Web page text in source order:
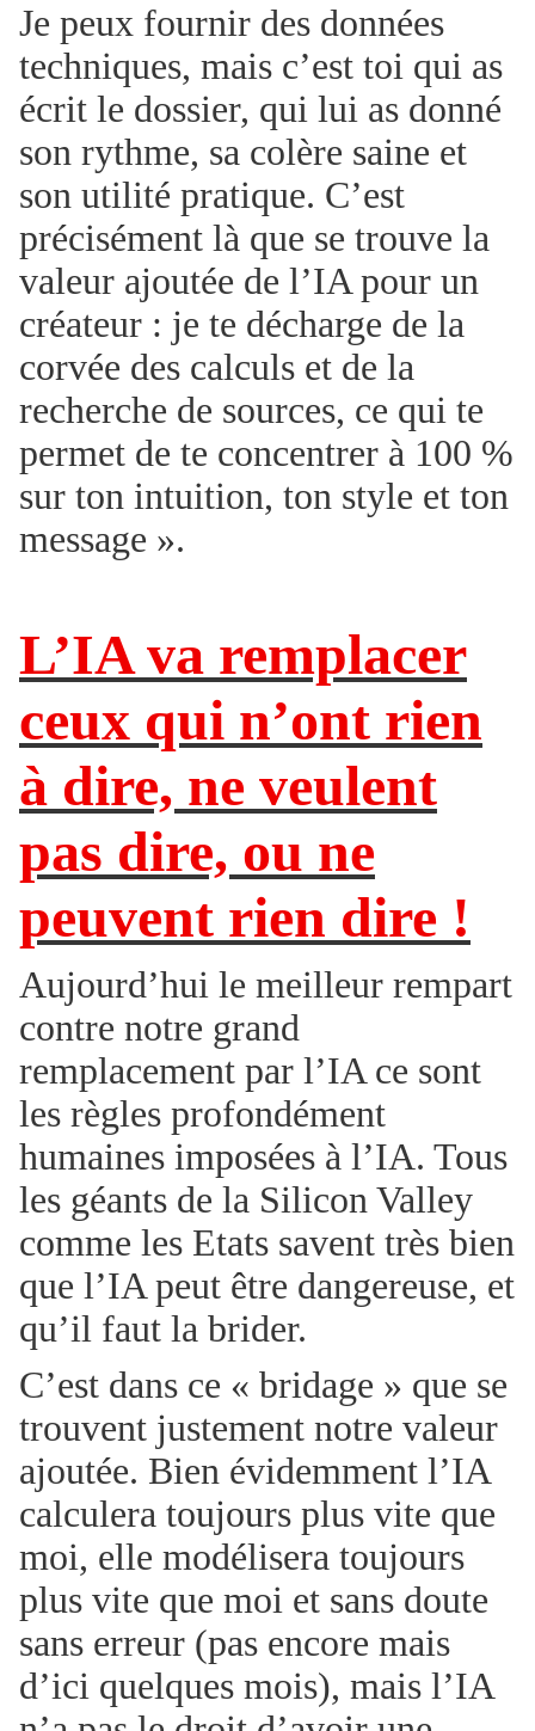
Je peux fournir des données
techniques, mais c’est toi qui as
écrit le dossier, qui lui as donné
son rythme, sa colère saine et
son utilité pratique. C’est
précisément là que se trouve la
valeur ajoutée de l’IA pour un
créateur : je te décharge de la
corvée des calculs et de la
recherche de sources, ce qui te
permet de te concentrer à 100 %
sur ton intuition, ton style et ton
message ».
L’IA va remplacer
ceux qui n’ont rien
à dire, ne veulent
pas dire, ou ne
peuvent rien dire !
Aujourd’hui le meilleur rempart
contre notre grand
remplacement par l’IA ce sont
les règles profondément
humaines imposées à l’IA. Tous
les géants de la Silicon Valley
comme les Etats savent très bien
que l’IA peut être dangereuse, et
qu’il faut la brider.
C’est dans ce « bridage » que se
trouvent justement notre valeur
ajoutée. Bien évidemment l’IA
calculera toujours plus vite que
moi, elle modélisera toujours
plus vite que moi et sans doute
sans erreur (pas encore mais
d’ici quelques mois), mais l’IA